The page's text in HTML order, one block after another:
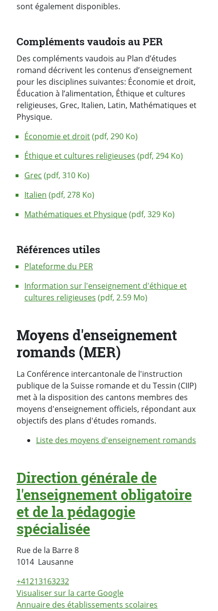
sont également disponibles.
Compléments vaudois au PER
Des compléments vaudois au Plan d’études
romand décrivent les contenus d’enseignement
pour les disciplines suivantes: Économie et droit,
Éducation à l’alimentation, Éthique et cultures
religieuses, Grec, Italien, Latin, Mathématiques et
Physique.
Économie et droit(pdf, 290 Ko)
Éthique et cultures religieuses (pdf, 294 Ko)
Grec (pdf, 310 Ko)
Italien (pdf, 278 Ko)
Mathématiques et Physique(pdf, 329 Ko)
Références utiles
Plateforme du PER
Information sur l'enseignement d'éthique et
cultures religieuses (pdf, 2.59 Mo)
Moyens d'enseignement
romands (MER)
La Conférence intercantonale de l'instruction
publique de la Suisse romande et du Tessin (CIIP)
met à la disposition des cantons membres des
moyens d'enseignement officiels, répondant aux
objectifs des plans d'études romands.
Liste des moyens d'enseignement romands
Direction générale de
l'enseignement obligatoire
et de la pédagogie
spécialisée
Rue de la Barre 8
1014 LausanneSuisse
+41213163232
Visualiser sur la carte Google
Annuaire des établissements scolaires